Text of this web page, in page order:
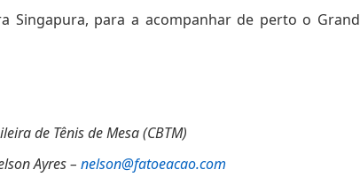
Singapura, para a acompanhar de perto o Grand
de Tênis de Mesa (CBTM)
Ayres – nelson@fatoeacao.com